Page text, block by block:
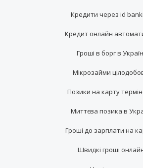
Кредити через id
Кредит онлайн
Гроші в борг в
Мікрозайми
Позики на карту
Миттєва позика в
Гроші до зарплати на
Швидкі гроші